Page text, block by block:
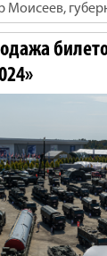
Моисеев,